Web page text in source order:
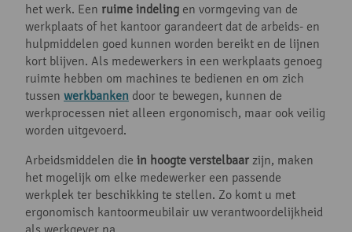
het werk. Een ruime indeling en vormgeving van de
werkplaats of het kantoor garandeert dat de arbeids- en
hulpmiddelen goed kunnen worden bereikt en de lijnen
kort blijven. Als medewerkers in een werkplaats genoeg
ruimte hebben om machines te bedienen en om zich
tussen werkbanken door te bewegen, kunnen de
werkprocessen niet alleen ergonomisch, maar ook veilig
worden uitgevoerd.
Arbeidsmiddelen die in hoogte verstelbaar zijn, maken
het mogelijk om elke medewerker een passende
werkplek ter beschikking te stellen. Zo komt u met
ergonomisch kantoormeubilair uw verantwoordelijkheid